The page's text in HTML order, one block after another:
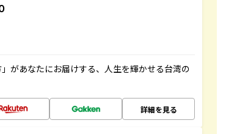
があなたにお届けする、人生を輝かせる台湾の
詳細を見る